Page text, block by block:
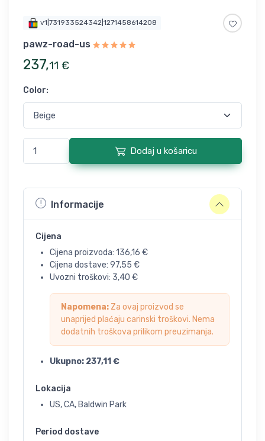
v1|731933524342|1271458614208
pawz-road-us
237,11 €
Color:
Dodaj u košaricu
Informacije
Cijena
Cijena proizvoda: 136,16 €
Cijena dostave: 97,55 €
Uvozni troškovi: 3,40 €
Napomena: Za ovaj proizvod se
unaprijed plaćaju carinski troškovi. Nema
dodatnih troškova prilikom preuzimanja.
Ukupno: 237,11 €
Lokacija
US, CA, Baldwin Park
Period dostave